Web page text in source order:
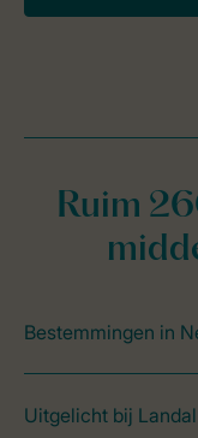
Ruim
Bestemmingen in
Uitgelicht bij Landal